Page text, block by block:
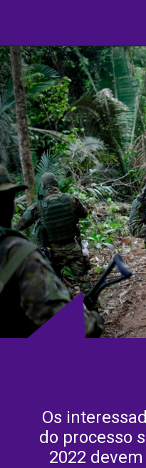
Os
do processo
2022